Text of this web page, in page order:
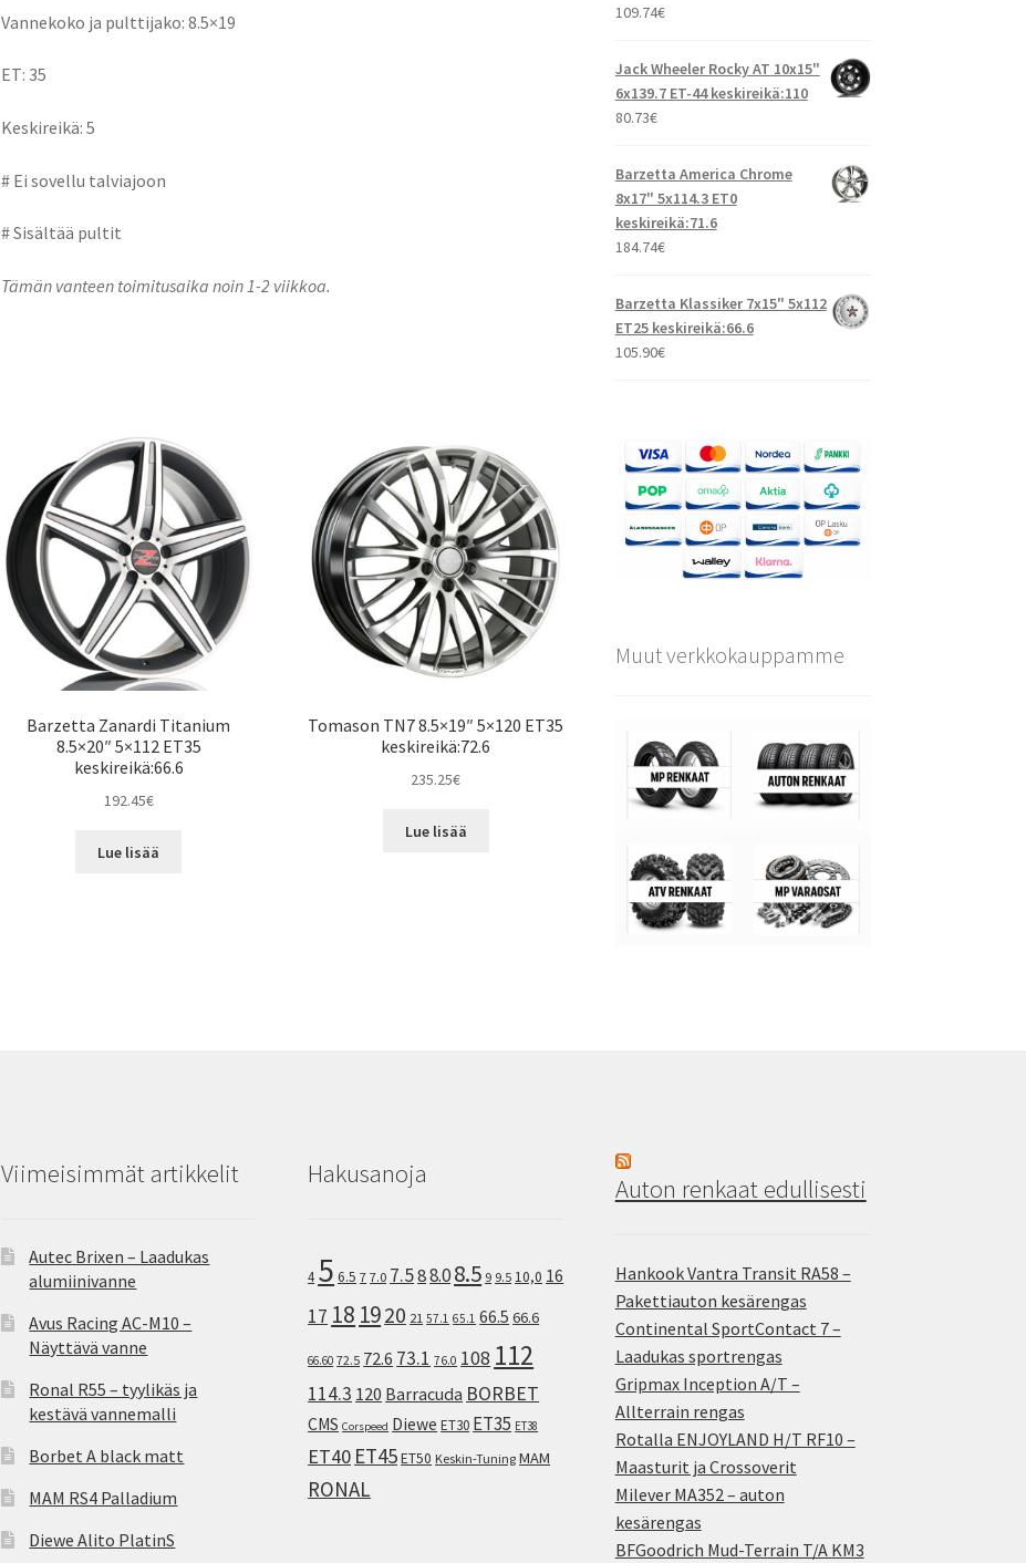
Vannekoko ja pulttijako: 8.5×19
ET: 35
Keskireikä: 5
# Ei sovellu talviajoon
# Sisältää pultit
Tämän vanteen toimitusaika noin 1-2 viikkoa.
Barzetta Zanardi Titanium
8.5×20″ 5×112 ET35
keskireikä:66.6
192.45€
Lue lisää
Tomason TN7 8.5×19″ 5×120 ET35
keskireikä:72.6
235.25€
Lue lisää
109.74€
Jack Wheeler Rocky AT 10x15"
6x139.7 ET-44 keskireikä:110
80.73€
Barzetta America Chrome
8x17" 5x114.3 ET0
keskireikä:71.6
184.74€
Barzetta Klassiker 7x15" 5x112
ET25 keskireikä:66.6
105.90€
Muut verkkokauppamme
Viimeisimmät artikkelit
Autec Brixen – Laadukas
alumiinivanne
Avus Racing AC-M10 –
Näyttävä vanne
Ronal R55 – tyylikäs ja
kestävä vannemalli
Borbet A black matt
MAM RS4 Palladium
Diewe Alito PlatinS
Hakusanoja
4 5 6.5 7 7.0 7.588.08.5 9 9.5 10,0 16
17 18 1920 21 57.1 65.1 66.5 66.6
66.60 72.5 72.6 73.1 76.0 108 112
114.3 120 Barracuda BORBET
CMS Corspeed Diewe ET30 ET35 ET38
ET40 ET45ET50 Keskin-Tuning MAM
RONAL
Auton renkaat edullisesti
Hankook Vantra Transit RA58 –
Pakettiauton kesärengas
Continental SportContact 7 –
Laadukas sportrengas
Gripmax Inception A/T –
Allterrain rengas
Rotalla ENJOYLAND H/T RF10 –
Maasturit ja Crossoverit
Milever MA352 – auton
kesärengas
BFGoodrich Mud-Terrain T/A KM3